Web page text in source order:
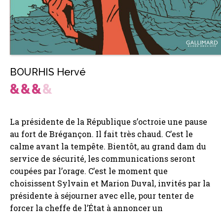
BOURHIS Hervé
La présidente de la République s’octroie une pause
au fort de Brégançon. Il fait très chaud. C’est le
calme avant la tempête. Bientôt, au grand dam du
service de sécurité, les communications seront
coupées par l’orage. C’est le moment que
choisissent Sylvain et Marion Duval, invités par la
présidente à séjourner avec elle, pour tenter de
forcer la cheffe de l’État à annoncer un